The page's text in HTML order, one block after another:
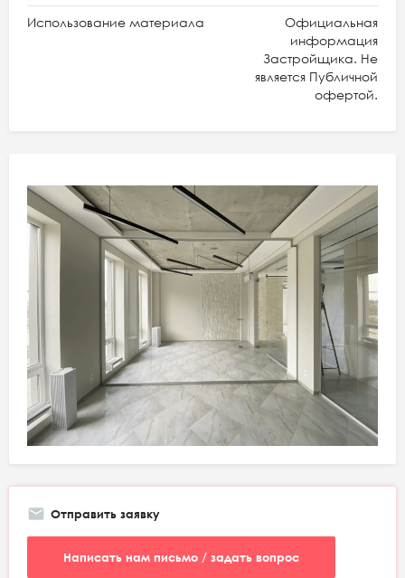
Использование материала
Официальная
информация
Застройщика. Не
является Публичной
офертой.
Отправить заявку
Написать нам письмо / задать вопрос